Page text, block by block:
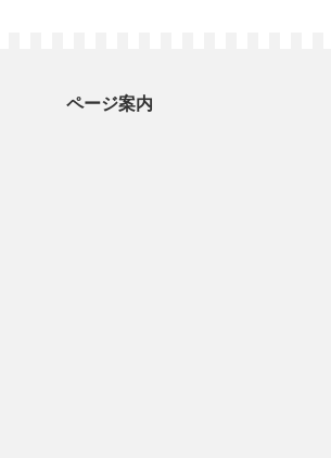
ページ案内